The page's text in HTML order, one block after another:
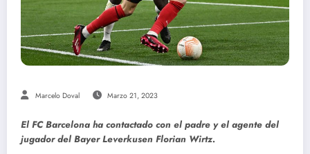
Marcelo Doval Marzo 21, 2023
El FC Barcelona ha contactado con el padre y el agente del
jugador del Bayer Leverkusen Florian Wirtz.